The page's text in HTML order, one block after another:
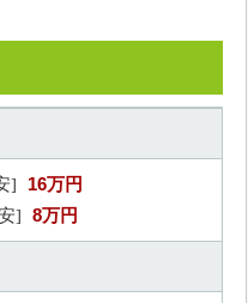
] 16万円
] 8万円